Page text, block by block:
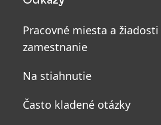
Pracovné miesta a žiadosti
zamestnanie
Na stiahnutie
Často kladené otázky